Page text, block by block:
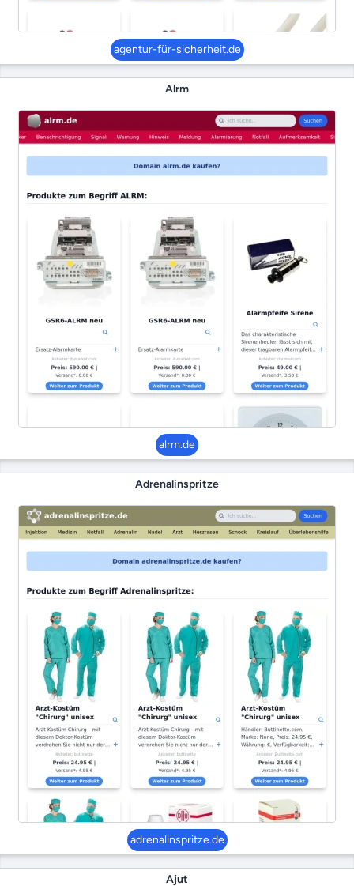
agentur-für-sicherheit.de
Alrm
alrm.de
Adrenalinspritze
adrenalinspritze.de
Ajut